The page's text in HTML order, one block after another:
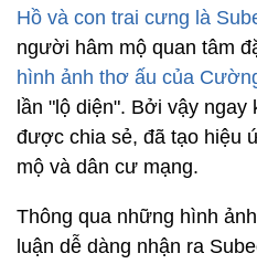
Hồ và con trai cưng là
người hâm mộ quan tâm
hình ảnh thơ ấu của
lần "lộ diện". Bởi vậy
được chia sẻ, đã tạo hiệu
mộ và dân cư mạng.
Thông qua những hình
luận dễ dàng nhận ra